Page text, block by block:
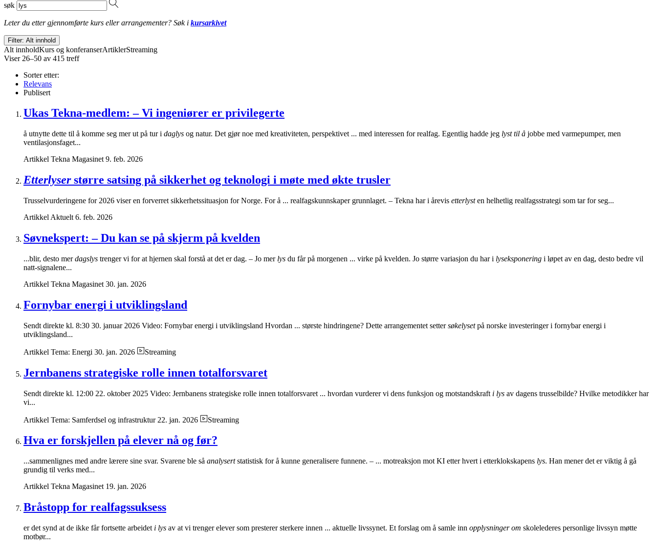
søk
Leter du etter gjennomførte kurs eller arrangementer? Søk i kursarkivet
Filter: Alt innhold
Alt innholdKurs og konferanserArtiklerStreaming
Viser 26–50 av 415 treff
Sorter etter:
Relevans
Publisert
Ukas Tekna-medlem: – Vi ingeniører er privilegerte
å utnytte dette til å komme seg mer ut på tur i daglys og natur. Det gjør noe med kreativiteten, perspektivet ... med interessen for realfag. Egentlig hadde jeg lyst til å jobbe med varmepumper, men
ventilasjonsfaget...
Artikkel Tekna Magasinet 9. feb. 2026
Etterlyserstørre satsing på sikkerhet og teknologi i møte med økte trusler
Trusselvurderingene for 2026 viser en forverret sikkerhetssituasjon for Norge. For å ... realfagskunnskaper grunnlaget. – Tekna har i årevis etterlysten helhetlig realfagsstrategi som tar for seg...
Artikkel Aktuelt 6. feb. 2026
Søvnekspert: – Du kan se på skjerm på kvelden
...blir, desto merdagslys trenger vi for at hjernen skal forstå at det er dag. – Jo mer lys du får på morgenen ... virke på kvelden. Jo større variasjon du har i lyseksponering i løpet av en dag, desto bedre vil
natt-signalene...
Artikkel Tekna Magasinet 30. jan. 2026
Fornybar energi i utviklingsland
Sendt direkte kl. 8:30 30. januar 2026 Video: Fornybar energi i utviklingsland Hvordan ... største hindringene? Dette arrangementet settersøkelysetpå norske investeringer i fornybar energi i
utviklingsland...
Artikkel Tema: Energi 30. jan. 2026 Streaming
Jernbanens strategiske rolle innen totalforsvaret
Sendt direkte kl. 12:00 22. oktober 2025 Video: Jernbanens strategiske rolle innen totalforsvaret ... hvordan vurderer vi dens funksjon og motstandskraft i lys av dagens trusselbilde? Hvilke metodikker har
vi...
Artikkel Tema: Samferdsel og infrastruktur 22. jan. 2026 Streaming
Hva er forskjellen på elever nå og før?
...sammenlignes med andre lærere sine svar. Svarene ble så analysertstatistisk for å kunne generalisere funnene. – ... motreaksjon mot KI etter hvert i etterklokskapens lys. Han mener det er viktig å gå
grundig til verks med...
Artikkel Tekna Magasinet 19. jan. 2026
Bråstopp for realfagssuksess
er det synd at de ikke får fortsette arbeidet i lys av at vi trenger elever som presterer sterkere innen ... aktuelle livssynet. Et forslag om å samle inn opplysninger om skolelederes personlige livssyn møtte
motbør...